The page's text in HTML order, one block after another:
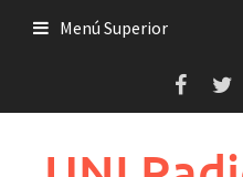
Menú Superior